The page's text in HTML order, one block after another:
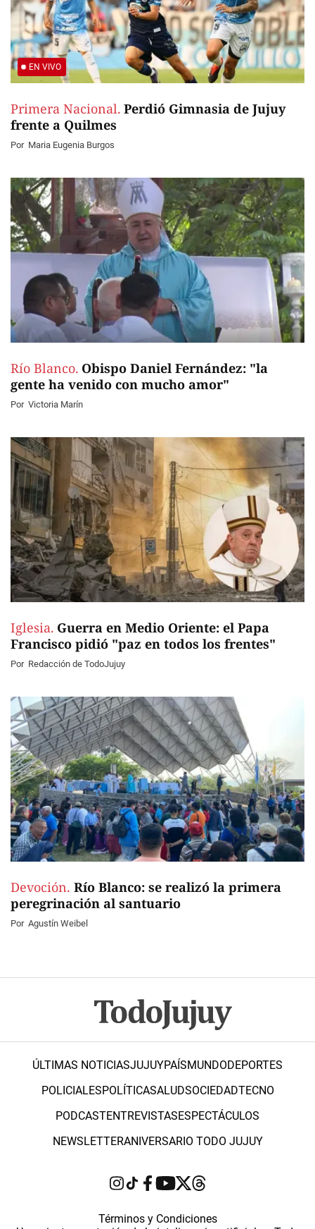
EN VIVO
Primera Nacional. Perdió Gimnasia de Jujuy
frente a Quilmes
Por Maria Eugenia Burgos
Río Blanco. Obispo Daniel Fernández: "la
gente ha venido con mucho amor"
Por Victoria Marín
Iglesia. Guerra en Medio Oriente: el Papa
Francisco pidió "paz en todos los frentes"
Por Redacción de TodoJujuy
Devoción. Río Blanco: se realizó la primera
peregrinación al santuario
Por Agustín Weibel
ÚLTIMAS NOTICIASJUJUYPAÍSMUNDODEPORTES
POLICIALESPOLÍTICASALUDSOCIEDADTECNO
PODCASTENTREVISTASESPECTÁCULOS
NEWSLETTERANIVERSARIO TODO JUJUY
Términos y Condiciones